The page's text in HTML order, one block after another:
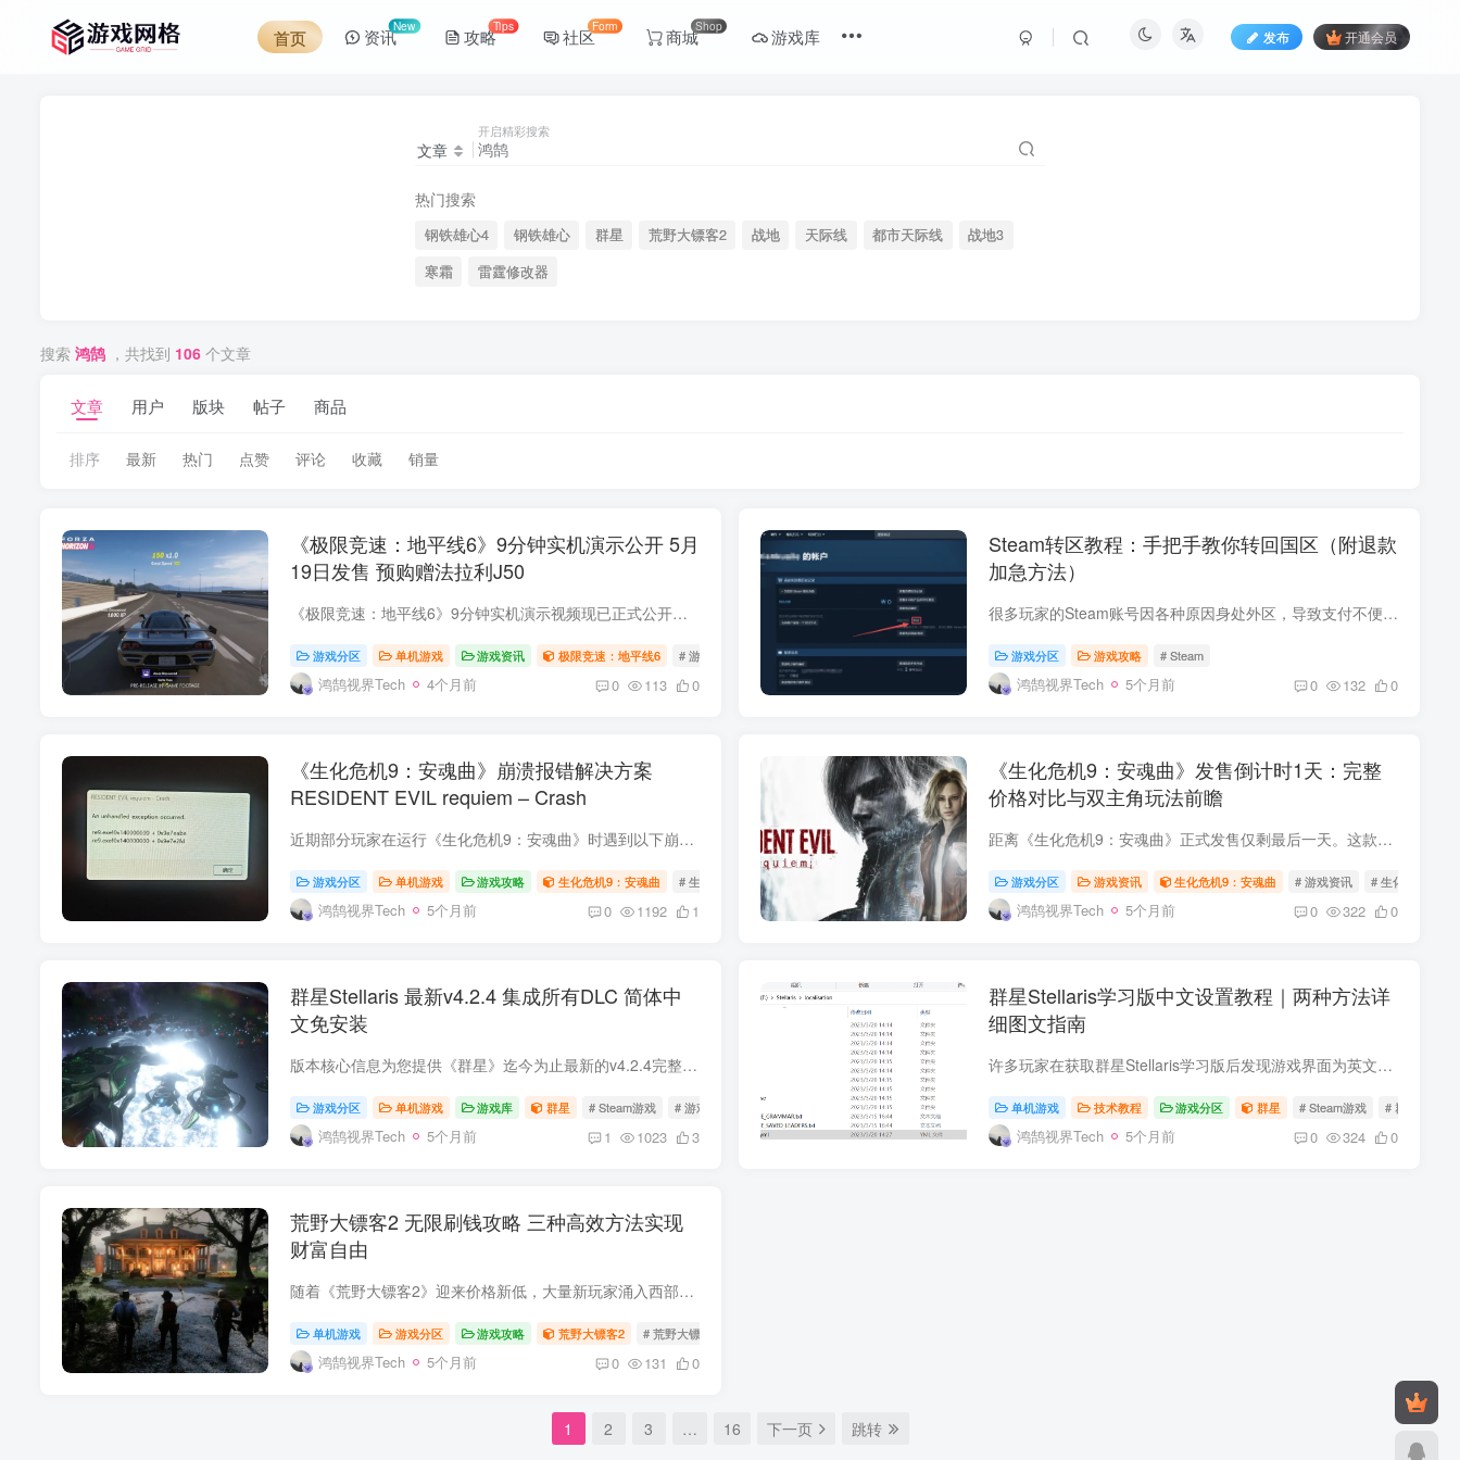
首页 资讯New 攻略Tips 社区Form 商城Shop 游戏库 发布 开通会员
文章
开启精彩搜索
热门搜索
钢铁雄心4 钢铁雄心 群星 荒野大镖客2 战地 天际线 都市天际线
战地3
寒霜
雷霆修改器
搜索 鸿鹄 ，共找到 106 个文章
文章 用户 版块 帖子 商品
排序 最新 热门 点赞 评论 收藏 销量
《极限竞速：地平线6》9分钟实机演示公开 5月
19日发售 预购赠法拉利J50
《极限竞速：地平线6》9分钟实机演示视频现已正式公开。本段由IGN独家发布的实机画面展示了游戏在全新舞台日本的实际运行效果。 地平线6 发售时间与版本信息 《极限竞速：地平线6》将于2026年5...
游戏分区 单机游戏 游戏资讯 极限竞速：地平线6 # 游戏资讯 # 极限竞速：地平线6
鸿鹄视界Tech 4个月前 0 113 0
Steam转区教程：手把手教你转回国区（附退款
加急方法）
很多玩家的Steam账号因各种原因身处外区，导致支付不便、游戏价格偏高。本文整理了一套完整的Steam转回国区操作流程，按步骤操作即可完成转换，需要可收藏。 第一步：查看当前账号地区 开启加速...
游戏分区 游戏攻略 # Steam
鸿鹄视界Tech 5个月前 0 132 0
《生化危机9：安魂曲》崩溃报错解决方案
RESIDENT EVIL requiem – Crash
近期部分玩家在运行《生化危机9：安魂曲》时遇到以下崩溃提示： RESIDENT EVIL requiem - Crash RESIDENT EVIL requiem - CrashAn unhandled exception occurred.re9.exe!0x140000000 + 0x9e7ea...
游戏分区 单机游戏 游戏攻略 生化危机9：安魂曲 # 生化危机9：安魂曲
鸿鹄视界Tech 5个月前 0 1192 1
《生化危机9：安魂曲》发售倒计时1天：完整
价格对比与双主角玩法前瞻
距离《生化危机9：安魂曲》正式发售仅剩最后一天。这款系列第九部正统续作将于2026年2月27日登陆PS5、Xbox Series X|S、PC及Nintendo Switch 2平台。本文基于官方确认信息与权威媒体报道，为你...
游戏分区 游戏资讯 生化危机9：安魂曲 # 游戏资讯 # 生化危机9：
鸿鹄视界Tech 5个月前 0 322 0
群星Stellaris 最新v4.2.4 集成所有DLC 简体中
文免安装
版本核心信息为您提供《群星》迄今为止最新的v4.2.4完整学习版。此版本已集成游戏发售至今的所有扩展包与DLC内容，内置官方简体中文语言，并已处理为免安装格式。下载解压后，无需任何复杂步骤...
游戏分区 单机游戏 游戏库 群星 # Steam游戏 # 游戏下载
鸿鹄视界Tech 5个月前 1 1023 3
群星Stellaris学习版中文设置教程｜两种方法详
细图文指南
许多玩家在获取群星Stellaris学习版后发现游戏界面为英文，不知如何切换为中文。本教程将详细讲解两种可靠的中文设置方法，帮助您快速完成汉化。 方法一：通过官方启动器设置中文（推荐首选） ...
单机游戏 技术教程 游戏分区 群星 # Steam游戏 # 群星
鸿鹄视界Tech 5个月前 0 324 0
荒野大镖客2 无限刷钱攻略 三种高效方法实现
财富自由
随着《荒野大镖客2》迎来价格新低，大量新玩家涌入西部世界。在游戏中，金钱是购买枪械、马匹、服装和补给的关键。本文将为您详细介绍三种经测试有效的无限刷钱方法。 方法一：地下室存档读档刷...
单机游戏 游戏分区 游戏攻略 荒野大镖客2 # 荒野大镖客2
鸿鹄视界Tech 5个月前 0 131 0
1 2 3 … 16 下一页 跳转